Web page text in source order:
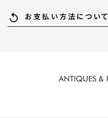
replay お支払い方法について